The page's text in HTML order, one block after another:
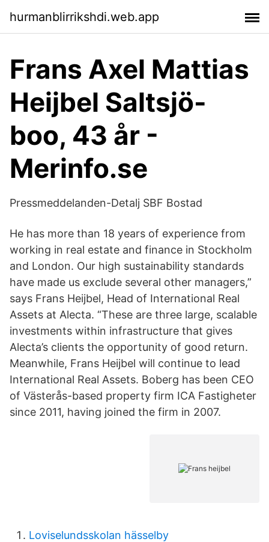
hurmanblirrikshdi.web.app
Frans Axel Mattias
Heijbel Saltsjö-
boo, 43 år -
Merinfo.se
Pressmeddelanden-Detalj SBF Bostad
He has more than 18 years of experience from
working in real estate and finance in Stockholm
and London. Our high sustainability standards
have made us exclude several other managers,”
says Frans Heijbel, Head of International Real
Assets at Alecta. “These are three large, scalable
investments within infrastructure that gives
Alecta’s clients the opportunity of good return.
Meanwhile, Frans Heijbel will continue to lead
International Real Assets. Boberg has been CEO
of Västerås-based property firm ICA Fastigheter
since 2011, having joined the firm in 2007.
Loviselundsskolan hässelby